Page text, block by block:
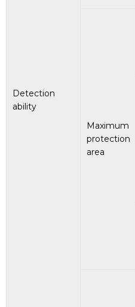
Detection
ability
Maximum
protection
area